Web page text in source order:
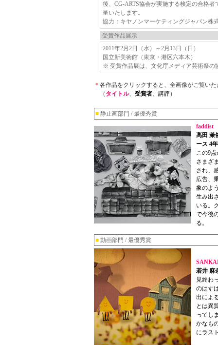
後、CG-ARTS協会が実施する検定の合格
呈いたします。
協力：キヤノンマーケティングジャパン株
受賞作品展示
2011年2月2日（水）～2月13日（日）
国立新美術館（東京・港区六本木）
※ 受賞作品展は、文化庁メディア芸術祭の
＊ 各作品をクリックすると、全画像がご覧いた
（ タイトル、 受賞者、 講評）
■ 静止画部門 / 最優秀賞
faddist
高田 茉
ース 4
この9
さまざ
され、
広告、
象のよ
生み出
いる。
で今後
る。
■ 動画部門 / 最優秀賞
若井 麻
見終わ
のはす
出によ
とは異
ってし
かなも
にラス